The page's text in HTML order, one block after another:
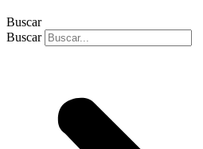
Buscar
Buscar